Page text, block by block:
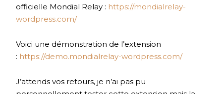
officielle Mondial Relay : https://mondialrelay-
wordpress.com/
Voici une démonstration de l’extension
: https://demo.mondialrelay-wordpress.com/
J’attends vos retours, je n’ai pas pu